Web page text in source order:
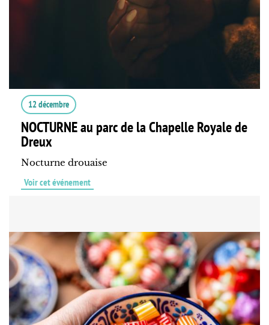
12 décembre
NOCTURNE au parc de la Chapelle Royale de
Dreux
Nocturne drouaise
Voir cet événement